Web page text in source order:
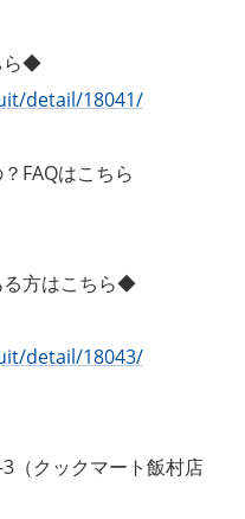
ら◆
detail/18041/
FAQはこちら
方はこちら◆
detail/18043/
（クックマート飯村店